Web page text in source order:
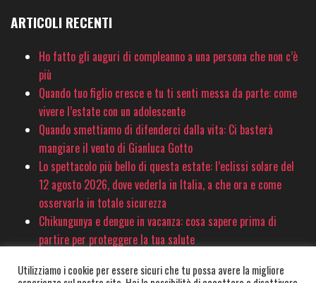
ARTICOLI RECENTI
Ho fatto gli auguri di compleanno a una persona che non c’è
più
Quando tuo figlio cresce e tu ti senti messa da parte: come
vivere l’estate con un adolescente
Quando smettiamo di difenderci dalla vita: Ci basterà
mangiare il vento di Gianluca Gotto
Lo spettacolo più bello di questa estate: l’eclissi solare del
12 agosto 2026, dove vederla in Italia, a che ora e come
osservarla in totale sicurezza
Chikungunya e dengue in vacanza: cosa sapere prima di
partire per proteggere la tua salute
Utilizziamo i cookie per essere sicuri che tu possa avere la migliore